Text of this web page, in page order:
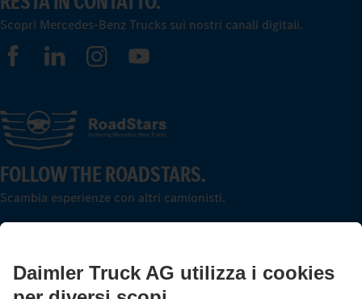
Scopri Mercedes-Benz Trucks sui nostri canali digitali.
FOLLOW THE ROADSTARS.
Scambia esperienze con altri camionisti.